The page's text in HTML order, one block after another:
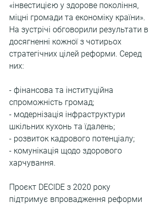
«інвестицією у здорове покоління,
міцні громади та економіку країни».
На зустрічі обговорили результати в
досягненні кожної з чотирьох
стратегічних цілей реформи. Серед
них:
- фінансова та інституційна
спроможність громад;
- модернізація інфраструктури
шкільних кухонь та їдалень;
- розвиток кадрового потенціалу;
- комунікація щодо здорового
харчування.
Проєкт DECIDE з 2020 року
підтримує впровадження реформи